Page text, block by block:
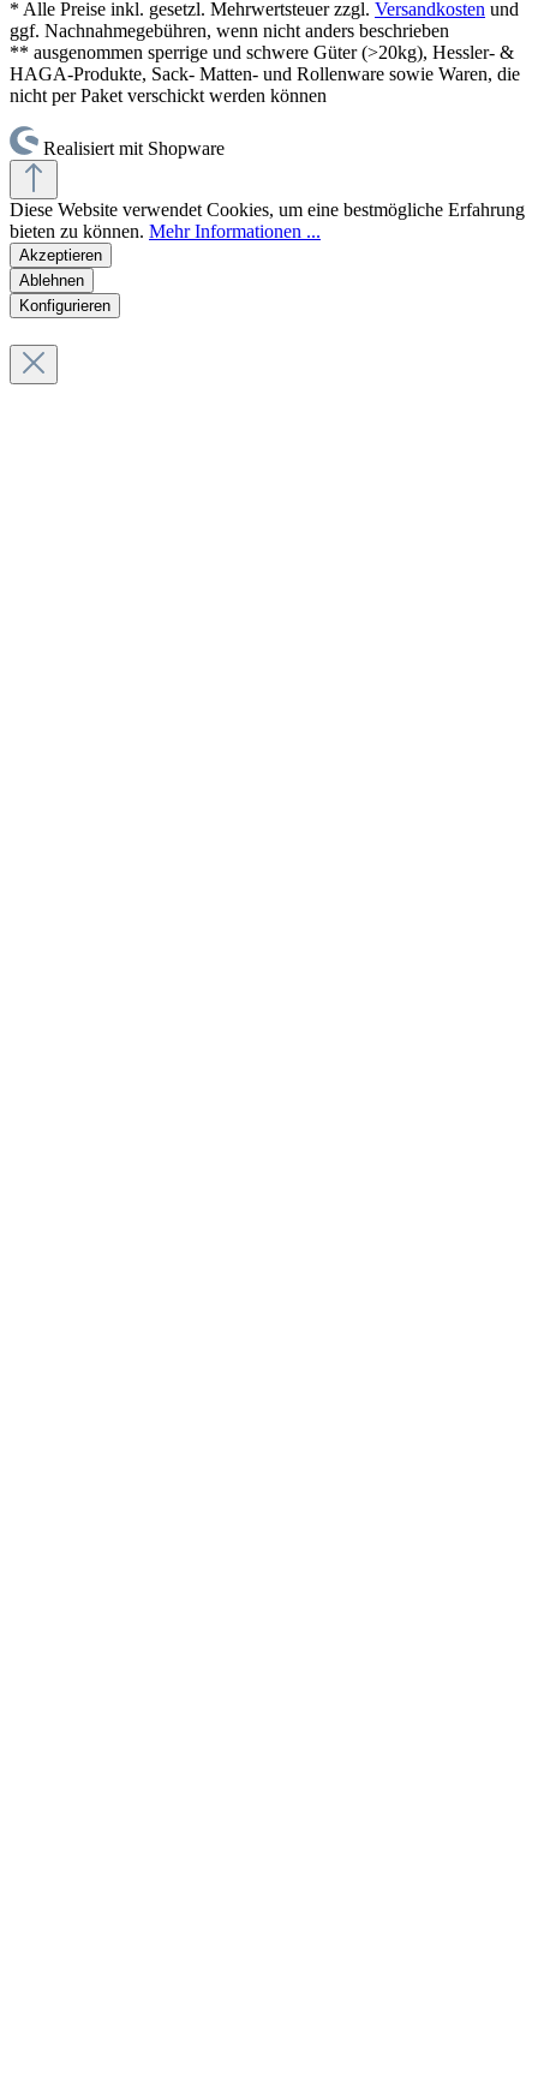
* Alle Preise inkl. gesetzl. Mehrwertsteuer zzgl. Versandkosten und
ggf. Nachnahmegebühren, wenn nicht anders beschrieben
** ausgenommen sperrige und schwere Güter (>20kg), Hessler- &
HAGA-Produkte, Sack- Matten- und Rollenware sowie Waren, die
nicht per Paket verschickt werden können
Realisiert mit Shopware
Diese Website verwendet Cookies, um eine bestmögliche Erfahrung
bieten zu können. Mehr Informationen ...
Akzeptieren
Ablehnen
Konfigurieren